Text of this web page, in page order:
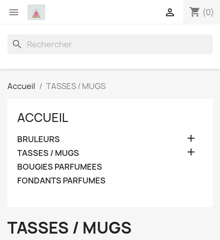
 shopping_cart (0)

search
Accueil TASSES / MUGS
ACCUEIL
BRULEURS 
TASSES / MUGS 
BOUGIES PARFUMEES
FONDANTS PARFUMES
TASSES / MUGS